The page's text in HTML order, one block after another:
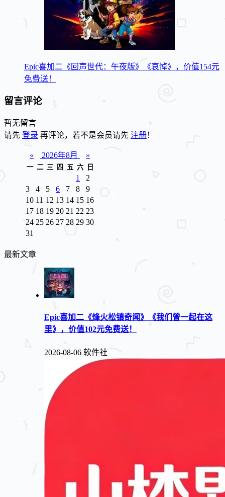
Epic喜加二《回声世代：午夜版》《哀悼》，价值154元
免费送！
留言评论
暂无留言
请先 登录 再评论，若不是会员请先 注册！
« 2026年8月 »
一 二 三 四 五 六 日
1
2
3
4 5 6 7 8
9
10 11 12 13 14 15 16
17 18 19 20 21 22 23
24 25 26 27 28 29 30
31
最新文章
Epic喜加二《烽火松镇奇闻》《我们曾一起在这
里》，价值102元免费送！
2026-08-06 软件社